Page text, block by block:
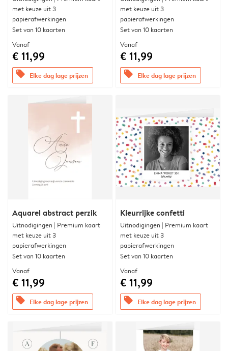
met keuze uit 3
papierafwerkingen
Set van 10 kaarten
Vanaf
€ 11,99
offers Elke dag lage prijzen
met keuze uit 3
papierafwerkingen
Set van 10 kaarten
Vanaf
€ 11,99
offers Elke dag lage prijzen
Aquarel abstract perzik
Uitnodigingen | Premium kaart
met keuze uit 3
papierafwerkingen
Set van 10 kaarten
Vanaf
€ 11,99
offers Elke dag lage prijzen
Kleurrijke confetti
Uitnodigingen | Premium kaart
met keuze uit 3
papierafwerkingen
Set van 10 kaarten
Vanaf
€ 11,99
offers Elke dag lage prijzen